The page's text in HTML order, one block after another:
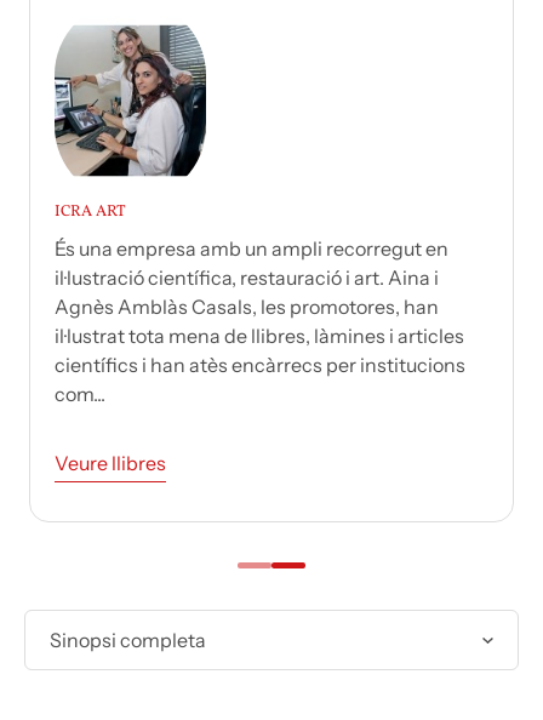
ICRA ART
És una empresa amb un ampli recorregut en
il·lustració científica, restauració i art. Aina i
Agnès Amblàs Casals, les promotores, han
il·lustrat tota mena de llibres, làmines i articles
científics i han atès encàrrecs per institucions
com...
Veure llibres
Sinopsi completa